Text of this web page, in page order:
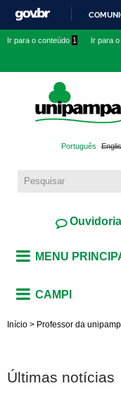
Ir para o conteúdo 1 Ir para
Português
Ouvidoria
MENU
CAMPI
Início > Professor da
Últimas notícias